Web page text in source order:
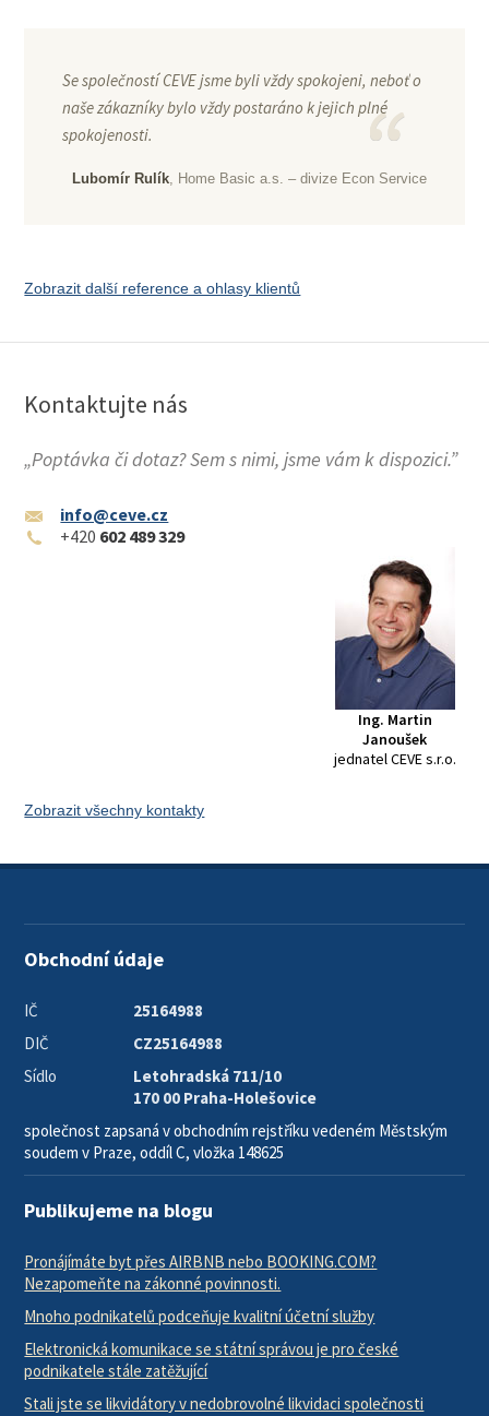
Se společností CEVE jsme byli vždy spokojeni, neboť o
naše zákazníky bylo vždy postaráno k jejich plné
spokojenosti.
Lubomír Rulík, Home Basic a.s. – divize Econ Service
Zobrazit další reference a ohlasy klientů
Kontaktujte nás
„Poptávka či dotaz? Sem s nimi, jsme vám k dispozici.”
info@ceve.cz
+420 602 489 329
Ing. Martin
Janoušek
jednatel CEVE s.r.o.
Zobrazit všechny kontakty
Obchodní údaje
IČ
25164988
DIČ
CZ25164988
Sídlo
Letohradská 711/10
170 00 Praha-Holešovice
společnost zapsaná v obchodním rejstříku vedeném Městským
soudem v Praze, oddíl C, vložka 148625
Publikujeme na blogu
Pronájímáte byt přes AIRBNB nebo BOOKING.COM?
Nezapomeňte na zákonné povinnosti.
Mnoho podnikatelů podceňuje kvalitní účetní služby
Elektronická komunikace se státní správou je pro české
podnikatele stále zatěžující
Stali jste se likvidátory v nedobrovolné likvidaci společnosti